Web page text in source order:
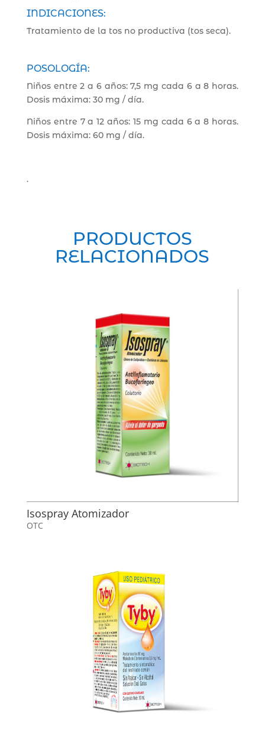
INDICACIONES:
Tratamiento de la tos no productiva (tos seca).
POSOLOGÍA:
Niños entre 2 a 6 años: 7,5 mg cada 6 a 8 horas.
Dosis máxima: 30 mg / día.
Niños entre 7 a 12 años: 15 mg cada 6 a 8 horas.
Dosis máxima: 60 mg / día.
.
PRODUCTOS
RELACIONADOS
Isospray Atomizador
OTC